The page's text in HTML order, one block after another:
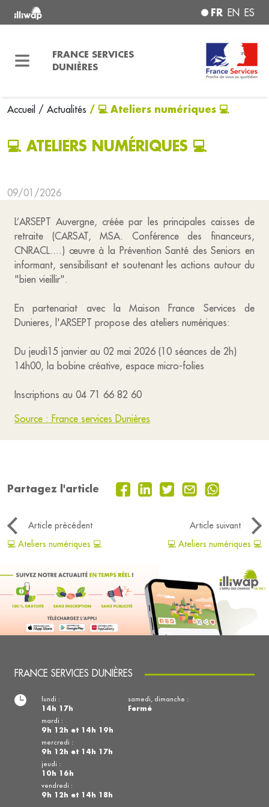
FR EN ES
FRANCE SERVICES
DUNIÈRES
Accueil / Actualités / 💻 Ateliers numériques 💻
💻 ATELIERS NUMÉRIQUES 💻
09/01/2026
L’ARSEPT Auvergne, créée par les principales caisses de
retraite (CARSAT, MSA. Conférence des financeurs,
CNRACL....) œuvre à la Prévention Santé des Seniors en
informant, sensibilisant et soutenant les actions autour du
"bien vieillir".
En partenariat avec la Maison France Services de
Dunieres, l'ARSEPT propose des ateliers numériques:
Du jeudi15 janvier au 02 mai 2026 (10 séances de 2h)
14h00, la bobine créative, espace micro-folies
Inscriptions au 04 71 66 82 60
Source : France services Dunières
Partagez l'article
Article précédent
Article suivant
💻 Ateliers numériques 💻
💻 Ateliers numériques 💻
FRANCE SERVICES DUNIÈRES
lundi :
14h 17h
mardi :
9h 12h et 14h 19h
mercredi :
9h 12h et 14h 17h
jeudi :
10h 16h
vendredi :
9h 12h et 14h 18h
samedi, dimanche :
Fermé